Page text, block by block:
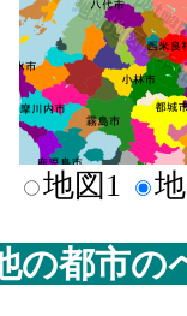
地図1
の都市の